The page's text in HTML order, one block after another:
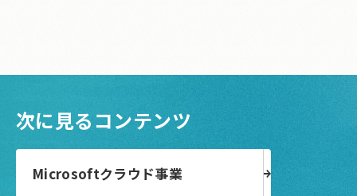
次に見るコンテンツ
Microsoftクラウド事業